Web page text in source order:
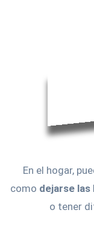
En el hogar,
como dejarse
o tener